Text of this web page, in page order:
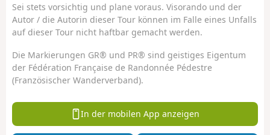
Sei stets vorsichtig und plane voraus. Visorando und der
Autor / die Autorin dieser Tour können im Falle eines Unfalls
auf dieser Tour nicht haftbar gemacht werden.
Die Markierungen GR® und PR® sind geistiges Eigentum
der Fédération Française de Randonnée Pédestre
(Französischer Wanderverband).
In der mobilen App anzeigen